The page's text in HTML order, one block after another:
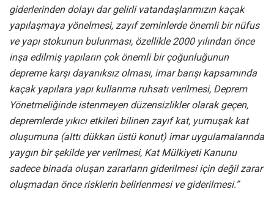
giderlerinden dolayı dar gelirli vatandaşlarımızın kaçak
yapılaşmaya yönelmesi, zayıf zeminlerde önemli bir nüfus
ve yapı stokunun bulunması, özellikle 2000 yılından önce
inşa edilmiş yapıların çok önemli bir çoğunluğunun
depreme karşı dayanıksız olması, imar barışı kapsamında
kaçak yapılara yapı kullanma ruhsatı verilmesi, Deprem
Yönetmeliğinde istenmeyen düzensizlikler olarak geçen,
depremlerde yıkıcı etkileri bilinen zayıf kat, yumuşak kat
oluşumuna (alttı dükkan üstü konut) imar uygulamalarında
yaygın bir şekilde yer verilmesi, Kat Mülkiyeti Kanunu
sadece binada oluşan zararların giderilmesi için değil zarar
oluşmadan önce risklerin belirlenmesi ve giderilmesi.”